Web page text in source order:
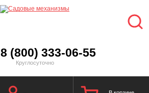
8 (800) 333-06-55
Круглосуточно